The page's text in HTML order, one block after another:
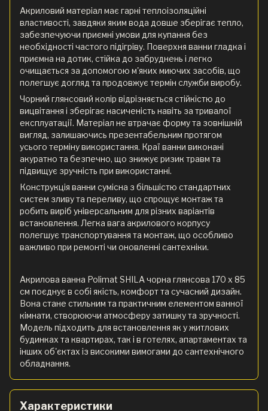
Акриловий матеріал має гарні теплоізоляційні
властивості, завдяки яким вода довше зберігає тепло,
забезпечуючи приємні умови для купання без
необхідності частого підігріву. Поверхня ванни гладка і
приємна на дотик, стійка до забруднень і легко
очищається за допомогою м'яких миючих засобів, що
полегшує догляд та продовжує термін служби виробу.
Чорний глянсовий колір відрізняється стійкістю до
вицвітання і зберігає насиченість навіть за тривалої
експлуатації. Матеріал не втрачає форму та зовнішній
вигляд, залишаючись презентабельним протягом
усього терміну використання. Краї ванни виконані
акуратно та безпечно, що знижує ризик травм та
підвищує зручність при використанні.
Конструкція ванни сумісна з більшістю стандартних
систем зливу та переливу, що спрощує монтаж та
робить виріб універсальним для різних варіантів
встановлення. Легка вага акрилового корпусу
полегшує транспортування та монтаж, що особливо
важливо при ремонті чи оновленні сантехніки.
Акрилова ванна Polimat SHILA чорна глянсова 170 x 85
см поєднує в собі якість, комфорт та сучасний дизайн.
Вона стане стильним та практичним елементом ванної
кімнати, створюючи атмосферу затишку та зручності.
Модель підходить для встановлення як у житлових
будинках та квартирах, так і в готелях, апартаментах та
інших об'єктах із високими вимогами до сантехнічного
обладнання.
Характеристики